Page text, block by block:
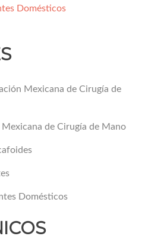
Domésticos
Mexicana de Cirugía de
de Cirugía de Mano
Domésticos